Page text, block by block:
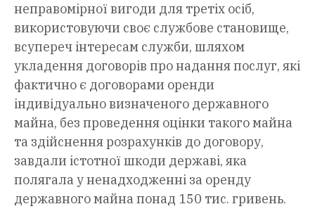
неправомірної вигоди для третіх осіб,
використовуючи своє службове становище,
всупереч інтересам служби, шляхом
укладення договорів про надання послуг, які
фактично є договорами оренди
індивідуально визначеного державного
майна, без проведення оцінки такого майна
та здійснення розрахунків до договору,
завдали істотної шкоди державі, яка
полягала у ненадходженні за оренду
державного майна понад 150 тис. гривень.